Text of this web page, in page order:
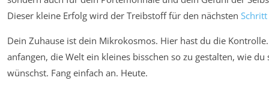
Dieser kleine Erfolg wird der Treibstoff für den nächsten Schritt
Dein Zuhause ist dein Mikrokosmos. Hier hast du die
anfangen, die Welt ein kleines bisschen so zu gestalten, wie du
wünschst. Fang einfach an. Heute.